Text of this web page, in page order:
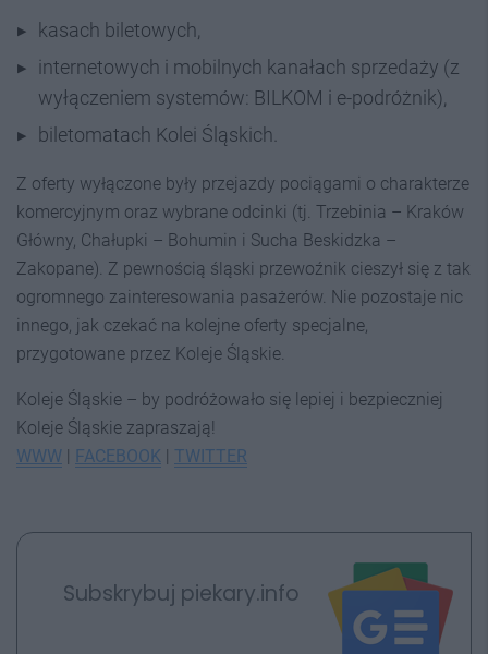
kasach biletowych,
internetowych i mobilnych kanałach sprzedaży (z
wyłączeniem systemów: BILKOM i e-podróżnik),
biletomatach Kolei Śląskich.
Z oferty wyłączone były przejazdy pociągami o charakterze
komercyjnym oraz wybrane odcinki (tj. Trzebinia – Kraków
Główny, Chałupki – Bohumin i Sucha Beskidzka –
Zakopane). Z pewnością śląski przewoźnik cieszył się z tak
ogromnego zainteresowania pasażerów. Nie pozostaje nic
innego, jak czekać na kolejne oferty specjalne,
przygotowane przez Koleje Śląskie.
Koleje Śląskie – by podróżowało się lepiej i bezpieczniej
Koleje Śląskie zapraszają!
WWW | FACEBOOK | TWITTER
Subskrybuj piekary.info